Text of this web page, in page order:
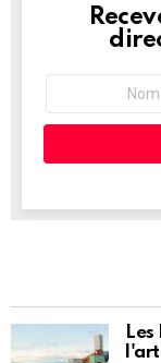
l'art